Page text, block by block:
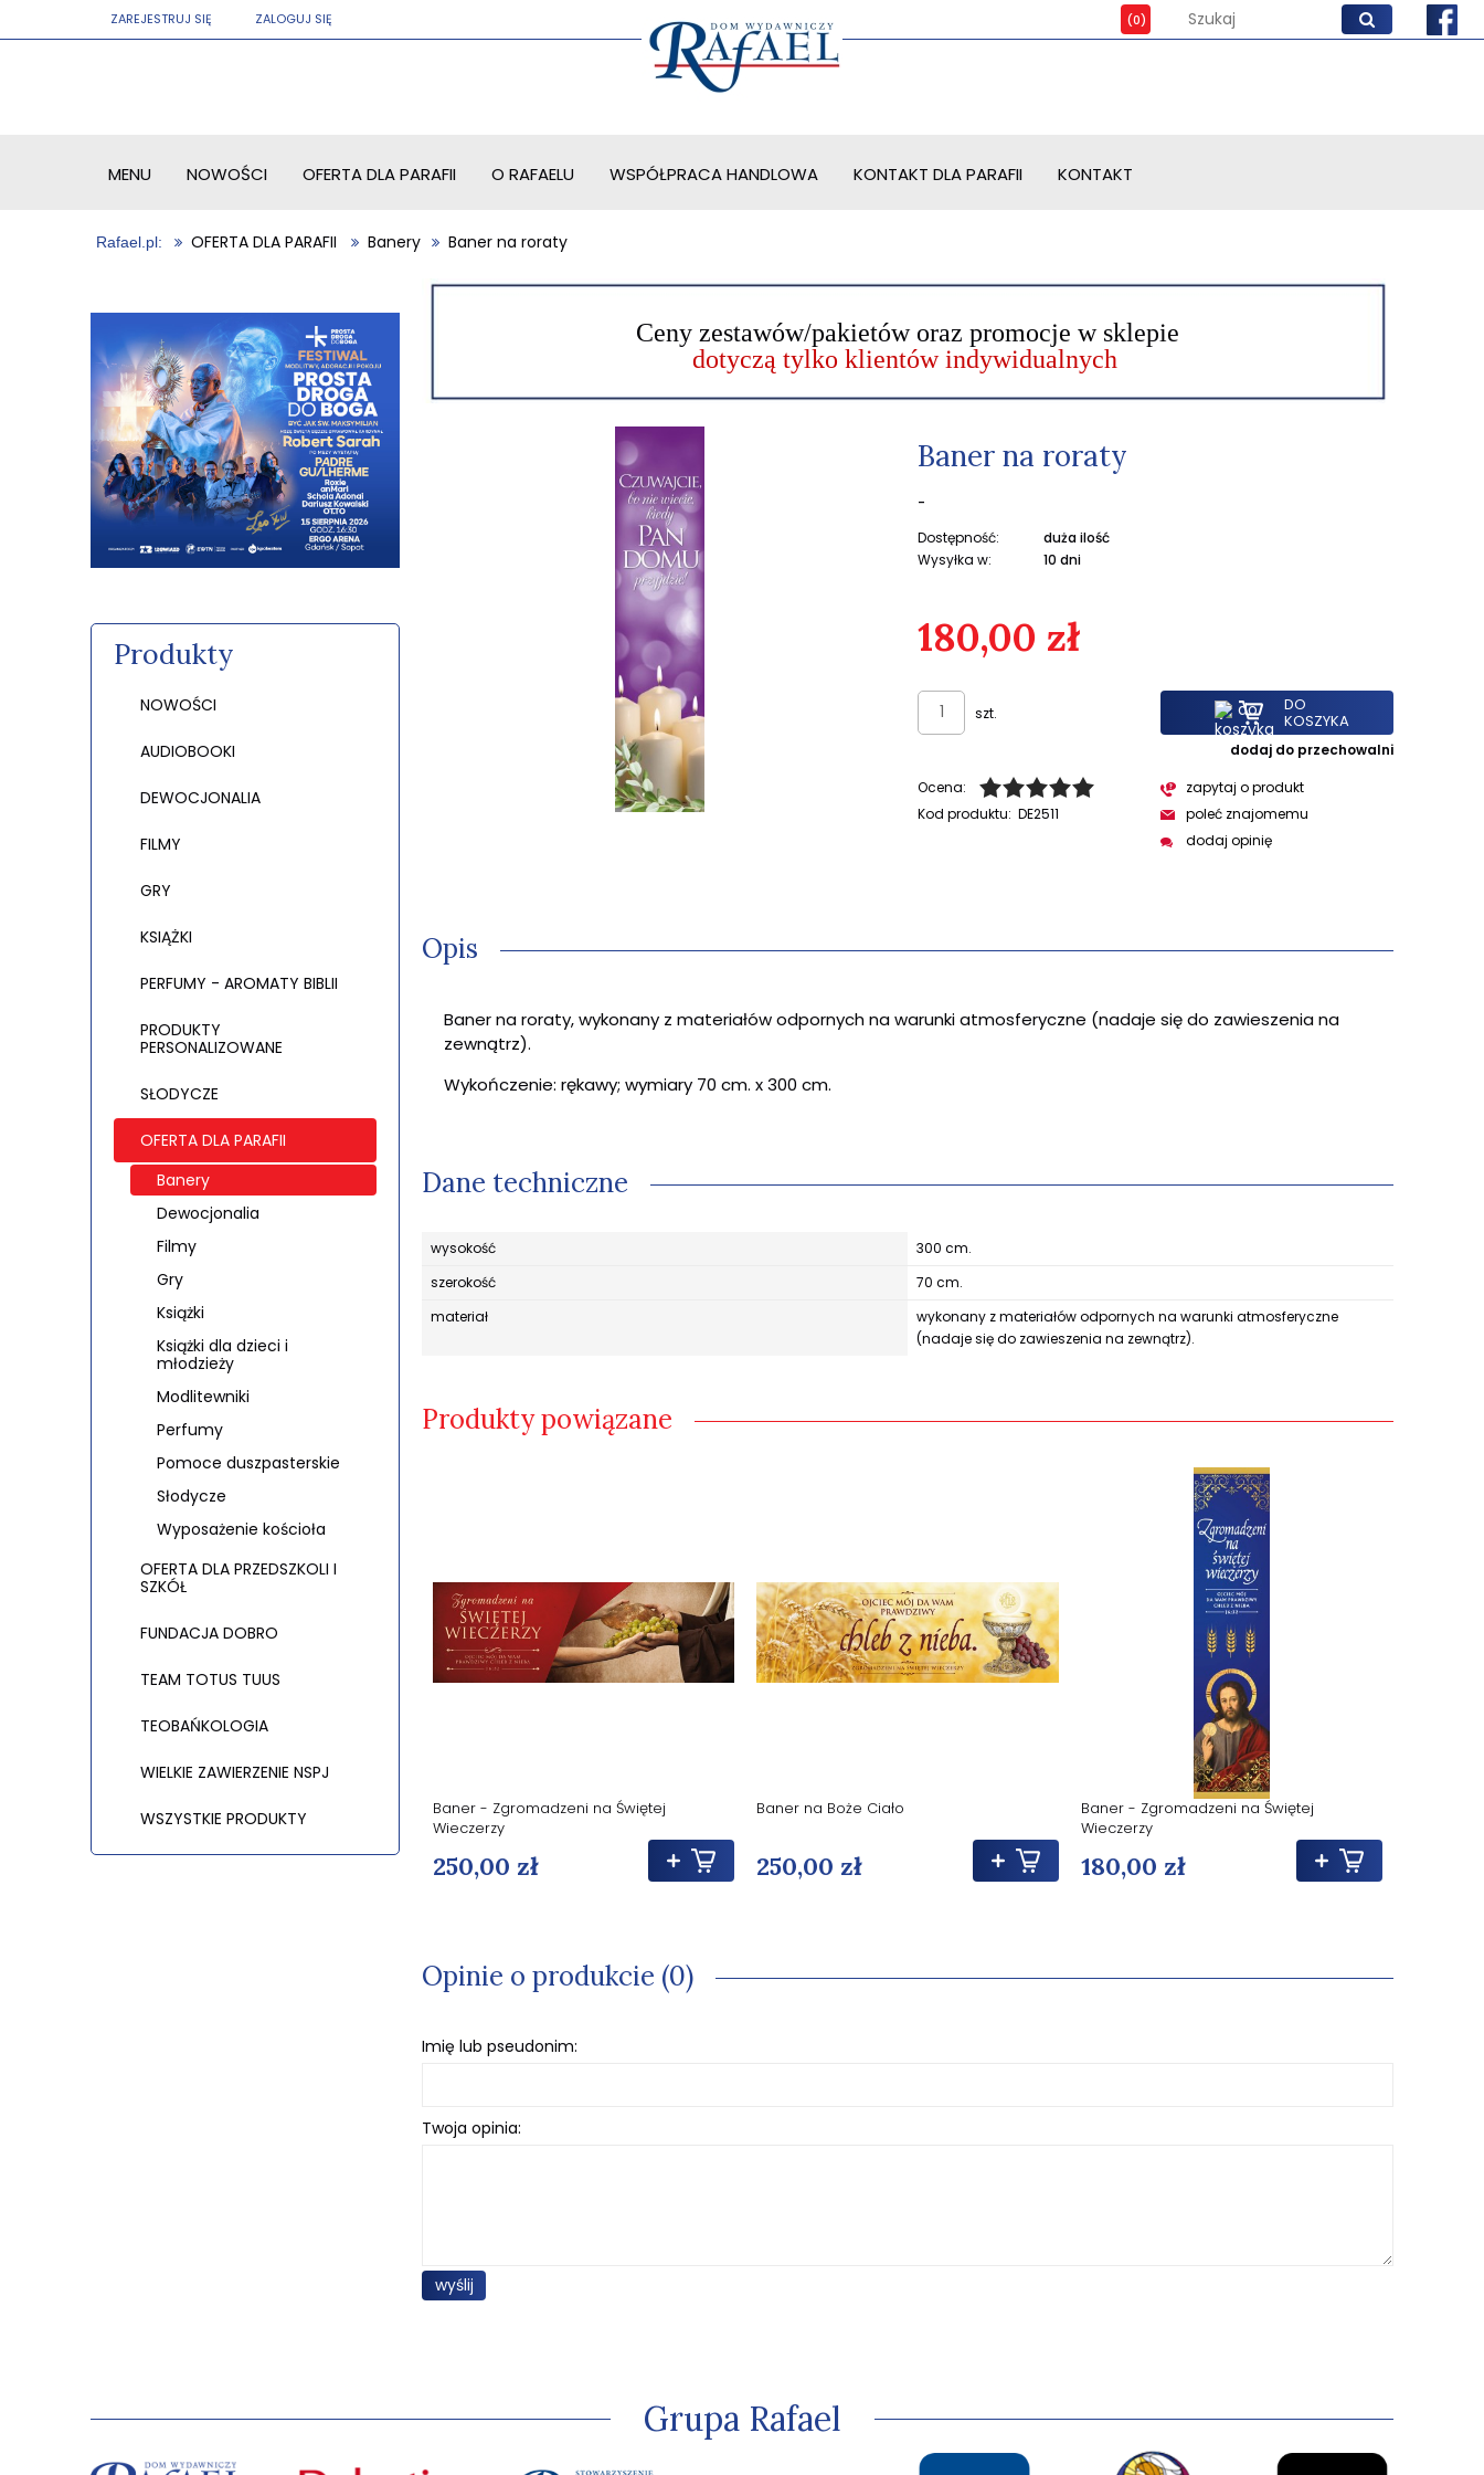
ZAREJESTRUJ SIĘ ZALOGUJ SIĘ
MENU NOWOŚCI OFERTA DLA PARAFII O RAFAELU WSPÓŁPRACA HANDLOWA KONTAKT DLA PARAFII KONTAKT
OFERTA DLA PARAFII Banery Baner na roraty
Produkty
NOWOŚCI
AUDIOBOOKI
DEWOCJONALIA
FILMY
GRY
KSIĄŻKI
PERFUMY - AROMATY BIBLII
PRODUKTY
PERSONALIZOWANE
SŁODYCZE
OFERTA DLA PARAFII
Banery
Dewocjonalia
Filmy
Gry
Książki
Książki dla dzieci i
młodzieży
Modlitewniki
Perfumy
Pomoce duszpasterskie
Słodycze
Wyposażenie kościoła
OFERTA DLA PRZEDSZKOLI I
SZKÓŁ
FUNDACJA DOBRO
TEAM TOTUS TUUS
TEOBAŃKOLOGIA
WIELKIE ZAWIERZENIE NSPJ
WSZYSTKIE PRODUKTY
Ceny zestawów/pakietów oraz promocje w sklepie
dotyczą tylko klientów indywidualnych
Baner na roraty
-
Dostępność:
duża ilość
Wysyłka w:
10 dni
180,00 zł
szt. DO
KOSZYKA
dodaj do przechowalni
Ocena:
Kod produktu: DE2511
zapytaj o produkt
poleć znajomemu
dodaj opinię
Opis
Baner na roraty, wykonany z materiałów odpornych na warunki atmosferyczne (nadaje się do zawieszenia na
zewnątrz).
Wykończenie: rękawy; wymiary 70 cm. x 300 cm.
Dane techniczne
wysokość
300 cm.
szerokość
70 cm.
materiał
wykonany z materiałów odpornych na warunki atmosferyczne
(nadaje się do zawieszenia na zewnątrz).
Produkty powiązane
Wieczerzy
Baner - Zgromadzeni na Świętej
Wieczerzy
250,00 zł
Baner na Boże Ciało
250,00 zł
Baner - Zgromadzeni na Świętej
Wieczerzy
180,00 zł
Opinie o produkcie (0)
Imię lub pseudonim:
Twoja opinia:
wyślij
Grupa Rafael